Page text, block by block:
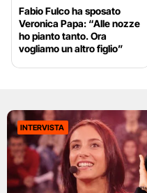
Fabio Fulco ha sposato
Veronica Papa: “Alle nozze
ho pianto tanto. Ora
vogliamo un altro figlio”
INTERVISTA